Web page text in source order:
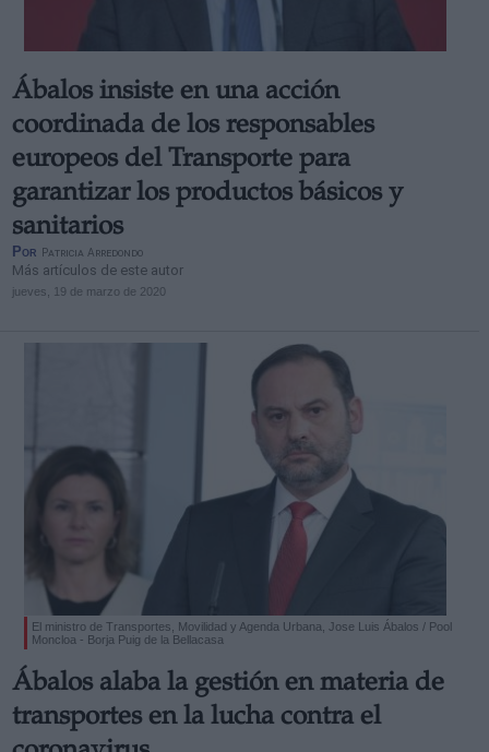
Ábalos insiste en una acción
coordinada de los responsables
europeos del Transporte para
garantizar los productos básicos y
sanitarios
Por Patricia Arredondo
Más artículos de este autor
jueves, 19 de marzo de 2020
El ministro de Transportes, Movilidad y Agenda Urbana, Jose Luis Ábalos / Pool
Moncloa - Borja Puig de la Bellacasa
Ábalos alaba la gestión en materia de
transportes en la lucha contra el